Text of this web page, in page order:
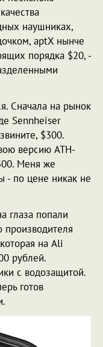
наушниках,
aptX нынче
порядка $20, -
Сначала на рынок
Sennheiser
$300.
версию ATH-
Меня же
- по цене никак не
глаза попали
на Ali
рублей.
с водозащитой.
готов